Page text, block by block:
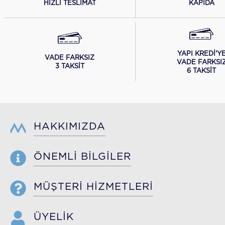
HIZLI TESLİMAT KAPIDA
VADE FARKSIZ
3 TAKSİT
YAPI
VADE
6 TAKSİT
HAKKIMIZDA
ÖNEMLİ BİLGİLER
MÜŞTERİ HİZMETLERİ
ÜYELİK